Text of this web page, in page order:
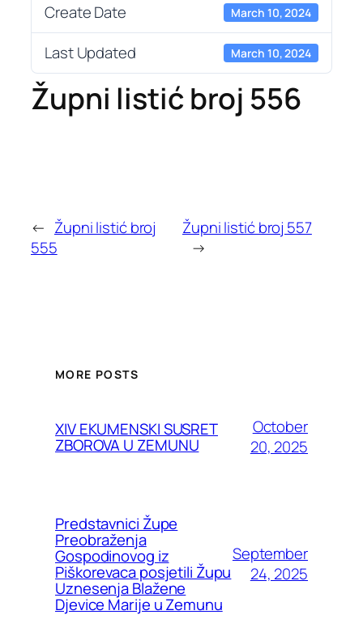
Create Date March 10, 2024
Last Updated March 10, 2024
Župni listić broj 556
← Župni listić broj
555
Župni listić broj 557
→
MORE POSTS
XIV EKUMENSKI SUSRET
ZBOROVA U ZEMUNU
October
20, 2025
Predstavnici Župe
Preobraženja
Gospodinovog iz
Piškorevaca posjetili Župu
Uznesenja Blažene
Djevice Marije u Zemunu
September
24, 2025